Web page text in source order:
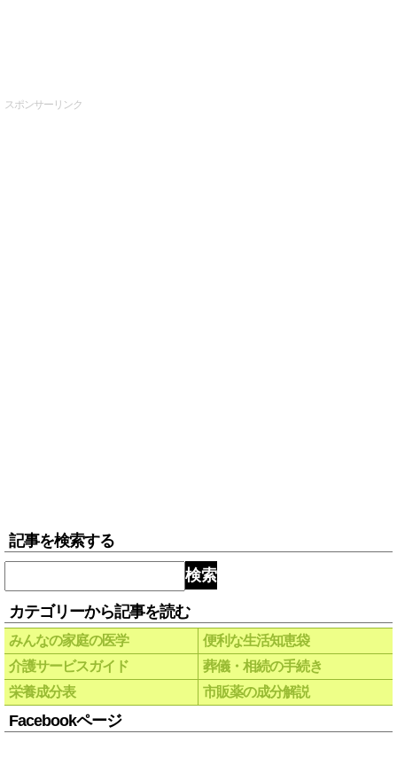
スポンサーリンク
記事を検索する
検索
カテゴリーから記事を読む
みんなの家庭の医学
便利な生活知恵袋
介護サービスガイド
葬儀・相続の手続き
栄養成分表
市販薬の成分解説
Facebookページ